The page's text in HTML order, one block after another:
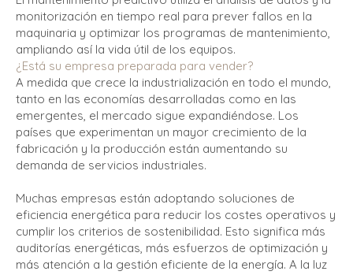
monitorización en tiempo real para prever fallos en la
maquinaria y optimizar los programas de mantenimiento,
ampliando así la vida útil de los equipos.
¿Está su empresa preparada para vender?
A medida que crece la industrialización en todo el mundo,
tanto en las economías desarrolladas como en las
emergentes, el mercado sigue expandiéndose. Los
países que experimentan un mayor crecimiento de la
fabricación y la producción están aumentando su
demanda de servicios industriales.
Muchas empresas están adoptando soluciones de
eficiencia energética para reducir los costes operativos y
cumplir los criterios de sostenibilidad. Esto significa más
auditorías energéticas, más esfuerzos de optimización y
más atención a la gestión eficiente de la energía. A la luz